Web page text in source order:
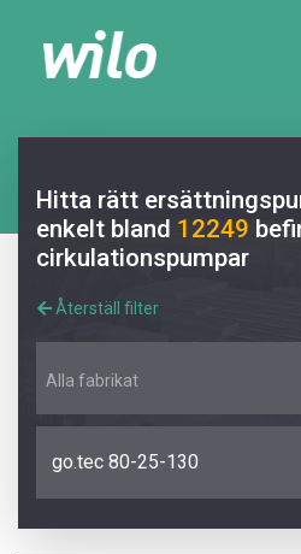
Hitta rätt
enkelt bland 12249
cirkulationspumpar
Återställ filter
Alla fabrikat
go.tec 80-25-130